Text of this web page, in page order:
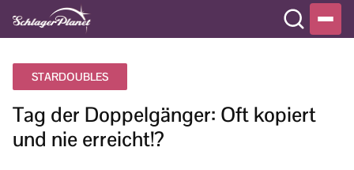
STARDOUBLES
Tag der Doppelgänger: Oft kopiert
und nie erreicht!?